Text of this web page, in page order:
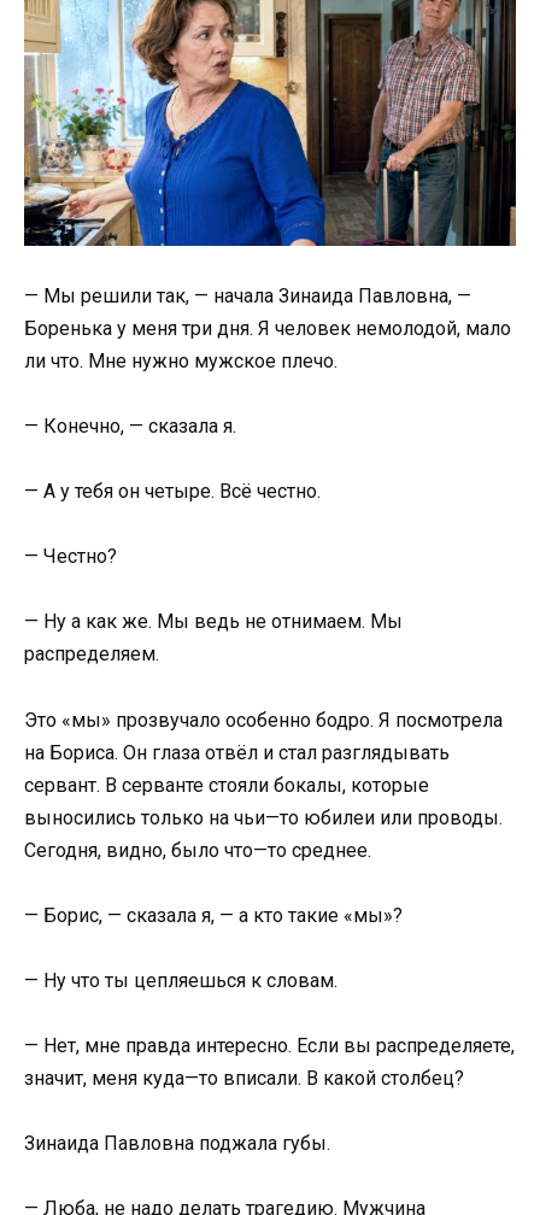
— Мы решили так, — начала Зинаида Павловна, —
Боренька у меня три дня. Я человек немолодой, мало
ли что. Мне нужно мужское плечо.
— Конечно, — сказала я.
— А у тебя он четыре. Всё честно.
— Честно?
— Ну а как же. Мы ведь не отнимаем. Мы
распределяем.
Это «мы» прозвучало особенно бодро. Я посмотрела
на Бориса. Он глаза отвёл и стал разглядывать
сервант. В серванте стояли бокалы, которые
выносились только на чьи—то юбилеи или проводы.
Сегодня, видно, было что—то среднее.
— Борис, — сказала я, — а кто такие «мы»?
— Ну что ты цепляешься к словам.
— Нет, мне правда интересно. Если вы распределяете,
значит, меня куда—то вписали. В какой столбец?
Зинаида Павловна поджала губы.
— Люба, не надо делать трагедию. Мужчина